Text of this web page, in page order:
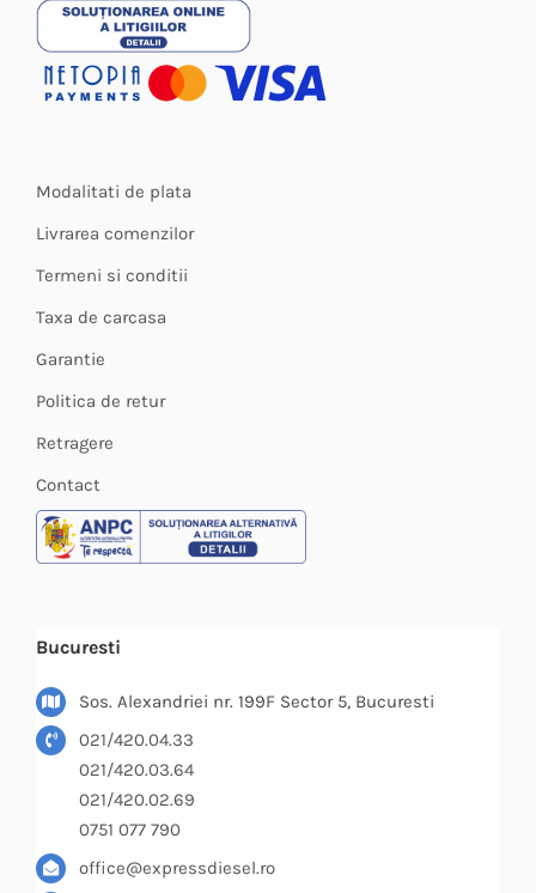
Modalitati de plata
Livrarea comenzilor
Termeni si conditii
Taxa de carcasa
Garantie
Politica de retur
Retragere
Contact
Bucuresti
Sos. Alexandriei nr. 199F Sector 5, Bucuresti
021/420.04.33
021/420.03.64
021/420.02.69
0751 077 790
office@expressdiesel.ro